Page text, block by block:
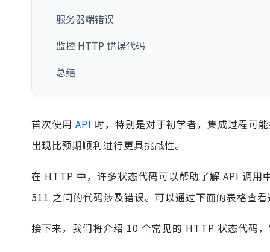
服务器端错误
监控 HTTP 错误代码
总结
首次使用 API 时，特别是对于初学者，集成过程可
出现比预期顺利进行更具挑战性。
在 HTTP 中，许多状态代码可以帮助了解 API 调
511 之间的代码涉及错误。可以通过下面的表格查
接下来，我们将介绍 10 个常见的 HTTP 状态代码